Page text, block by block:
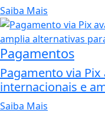
Saiba Mais
Pagamentos
Pagamento via
internacionais e
Saiba Mais